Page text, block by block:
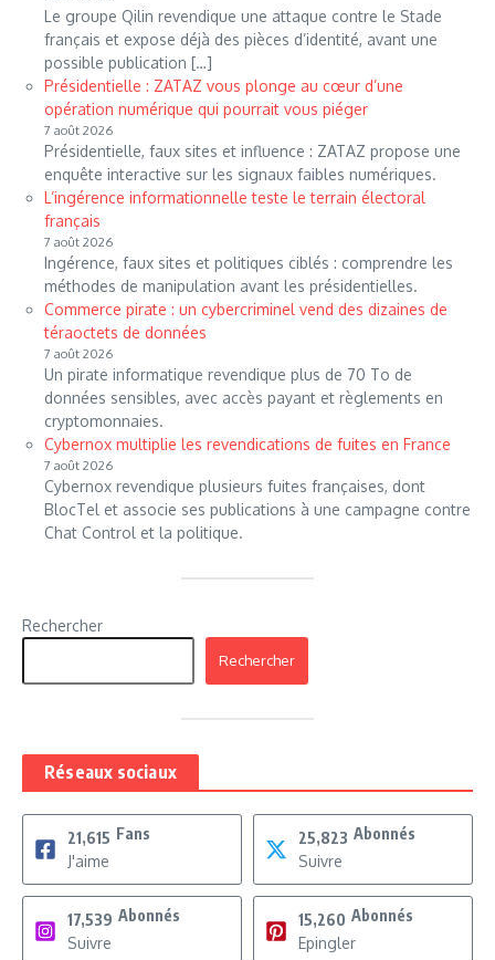
Le groupe Qilin revendique une attaque contre le Stade
français et expose déjà des pièces d’identité, avant une
possible publication […]
Présidentielle : ZATAZ vous plonge au cœur d’une
opération numérique qui pourrait vous piéger
7 août 2026
Présidentielle, faux sites et influence : ZATAZ propose une
enquête interactive sur les signaux faibles numériques.
L’ingérence informationnelle teste le terrain électoral
français
7 août 2026
Ingérence, faux sites et politiques ciblés : comprendre les
méthodes de manipulation avant les présidentielles.
Commerce pirate : un cybercriminel vend des dizaines de
téraoctets de données
7 août 2026
Un pirate informatique revendique plus de 70 To de
données sensibles, avec accès payant et règlements en
cryptomonnaies.
Cybernox multiplie les revendications de fuites en France
7 août 2026
Cybernox revendique plusieurs fuites françaises, dont
BlocTel et associe ses publications à une campagne contre
Chat Control et la politique.
Rechercher
Rechercher
Réseaux sociaux
21,615 Fans
J'aime
25,823 Abonnés
Suivre
17,539 Abonnés
Suivre
15,260 Abonnés
Epingler